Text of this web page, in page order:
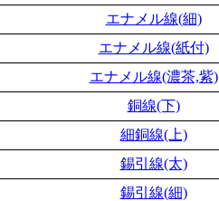
エナメル線(細)
エナメル線(紙付)
エナメル線(濃茶,紫)
銅線(下)
細銅線(上)
錫引線(太)
錫引線(細)